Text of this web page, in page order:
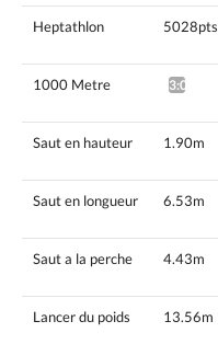
Heptathlon 5028pts
1000 Metre 3:03.66*
Saut en hauteur 1.90m
Saut en longueur 6.53m
Saut a la perche 4.43m
Lancer du poids 13.56m